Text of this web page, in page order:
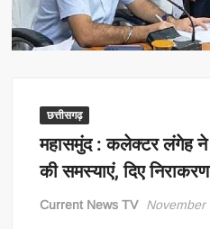
छत्तीसगढ़
महासमुंद : कलेक्टर लंगेह ने
की समस्याएं, दिए
Current News TV November